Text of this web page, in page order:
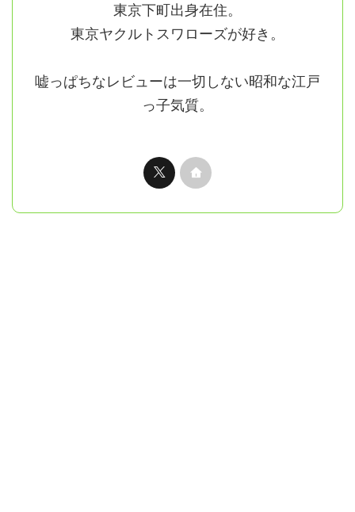
東京下町出身在住。
東京ヤクルトスワローズが好き。
嘘っぱちなレビューは一切しない昭和な江戸
っ子気質。